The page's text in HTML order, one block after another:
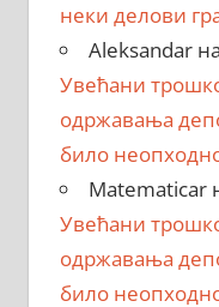
неки делови
Aleksandarна
Увећани
одржавања
било
Matematicar
Увећани
одржавања
било